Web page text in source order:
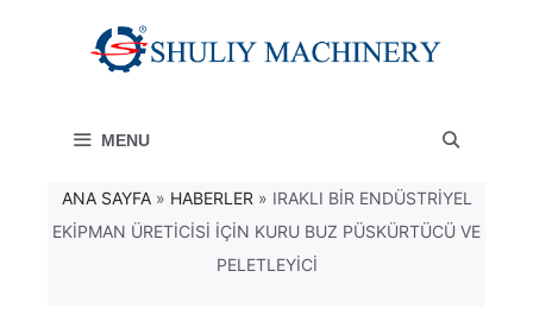
MENU
ANA SAYFA» HABERLER » IRAKLI BIR ENDÜSTRIYEL
EKIPMAN ÜRETICISI İÇIN KURU BUZ PÜSKÜRTÜCÜ VE
PELETLEYICI